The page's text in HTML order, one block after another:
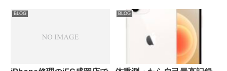
した✨ピカピカです！【本日の管
理人Aの独り言】なんだか急にジ
が新作出すと夏を感じる...
て発売日に関しても具体的な日付
が出てきているの...
BLOG BLOG